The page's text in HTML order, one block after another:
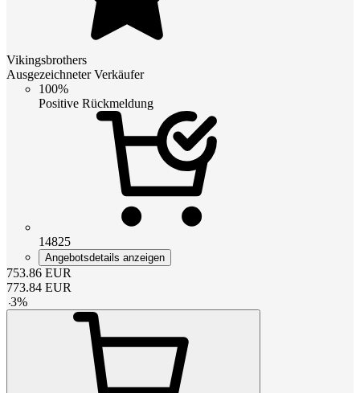
Vikingsbrothers
Ausgezeichneter Verkäufer
100%
Positive Rückmeldung
14825
Angebotsdetails anzeigen
753.86 EUR
773.84 EUR
-3%